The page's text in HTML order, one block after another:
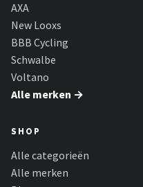
AXA
New Looxs
BBB Cycling
Schwalbe
Voltano
Alle merken →
SHOP
Alle categorieën
Alle merken